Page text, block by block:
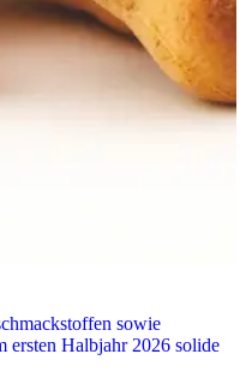
sowie
ersten Halbjahr 2026 solide